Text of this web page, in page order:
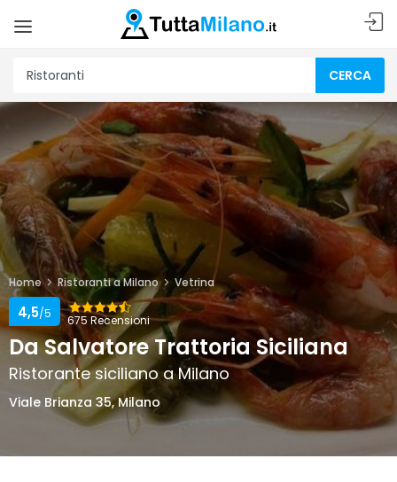
CERCA
Home Ristoranti a Milano Vetrina
675 Recensioni
4,5/5
Da Salvatore Trattoria Siciliana
Ristorante siciliano a Milano
Viale Brianza 35, Milano